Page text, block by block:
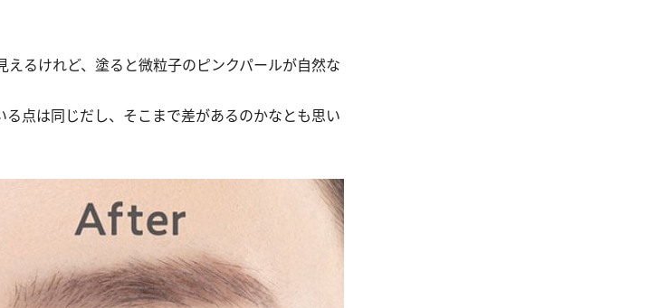
るけれど、塗ると微粒子のピンクパールが自然な
点は同じだし、そこまで差があるのかなとも思い